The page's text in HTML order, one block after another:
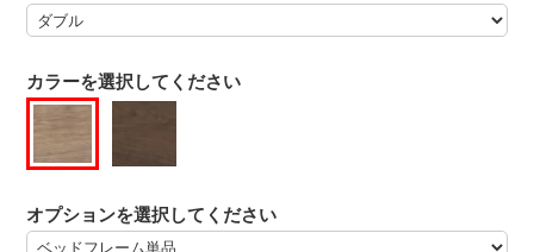
カラーを選択してください
オプションを選択してください